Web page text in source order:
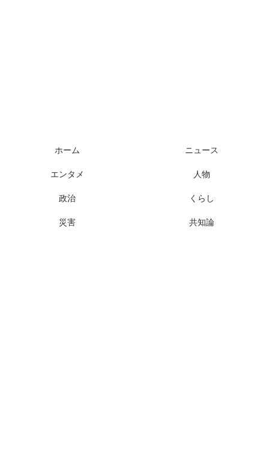
ホーム ニュース
エンタメ 人物
政治 くらし
災害 共知論